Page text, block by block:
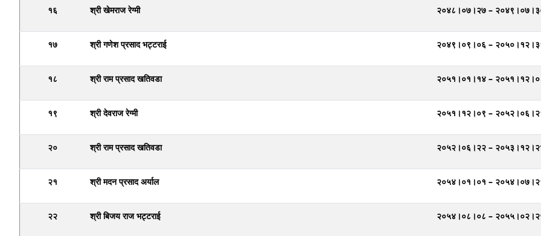
१६ श्री खेमराज रेग्मी २०४८।०७।२७ –
१७ श्री गणेश प्रसाद भट्टराई २०४९।०९।०६ –
१८ श्री राम प्रसाद खतिवडा २०५१।०१।१४ –
१९ श्री देवराज रेग्मी २०५१।१२।०९ –
२० श्री राम प्रसाद खतिवडा २०५२।०६।२२ –
२१ श्री मदन प्रसाद अर्याल २०५४।०१।०१ –
२२ श्री बिजय राज भट्टराई २०५४।०८।०८ –